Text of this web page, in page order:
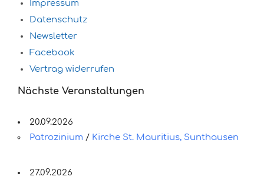
Impressum
Datenschutz
Newsletter
Facebook
Vertrag widerrufen
Nächste Veranstaltungen
20.09.2026
Patrozinium / Kirche St. Mauritius, Sunthausen
27.09.2026